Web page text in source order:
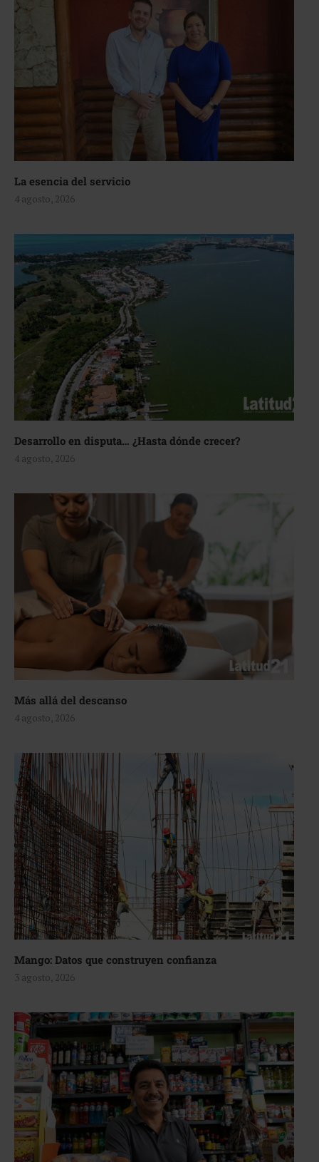
La esencia del servicio
4 agosto, 2026
Desarrollo en disputa… ¿Hasta dónde crecer?
4 agosto, 2026
Más allá del descanso
4 agosto, 2026
Mango: Datos que construyen confianza
3 agosto, 2026